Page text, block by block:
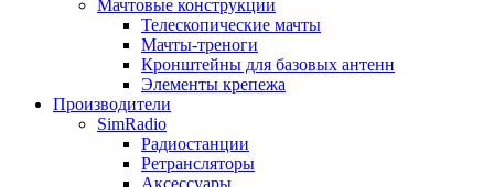
Мачтовые конструкции
Телескопические мачты
Мачты-треноги
Кронштейны для базовых антенн
Элементы крепежа
Производители
SimRadio
Радиостанции
Ретрансляторы
Аксессуары